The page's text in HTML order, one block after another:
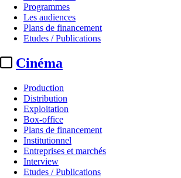
Programmes
Les audiences
Plans de financement
Etudes / Publications
Cinéma
Production
Distribution
Exploitation
Box-office
Plans de financement
Institutionnel
Entreprises et marchés
Interview
Etudes / Publications